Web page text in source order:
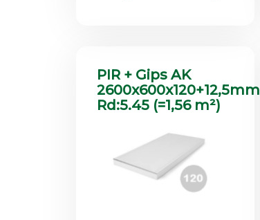
PIR + Gips AK
2600x600x120+12,5mm
Rd:5.45 (=1,56 m²)